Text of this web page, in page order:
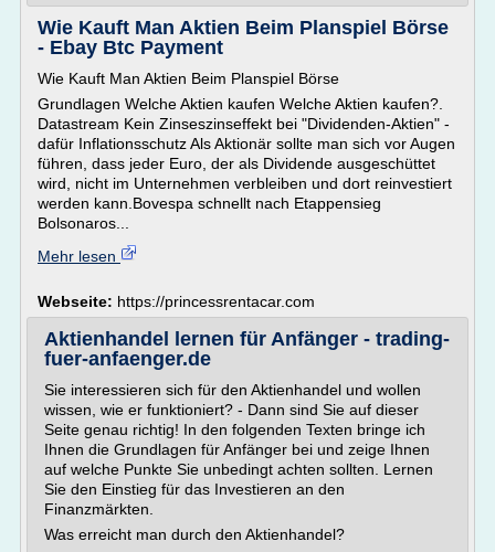
Wie Kauft Man Aktien Beim Planspiel Börse
- Ebay Btc Payment
Wie Kauft Man Aktien Beim Planspiel Börse
Grundlagen Welche Aktien kaufen Welche Aktien kaufen?.
Datastream Kein Zinseszinseffekt bei "Dividenden-Aktien" -
dafür Inflationsschutz Als Aktionär sollte man sich vor Augen
führen, dass jeder Euro, der als Dividende ausgeschüttet
wird, nicht im Unternehmen verbleiben und dort reinvestiert
werden kann.Bovespa schnellt nach Etappensieg
Bolsonaros...
Mehr lesen
Webseite: https://princessrentacar.com
Aktienhandel lernen für Anfänger - trading-
fuer-anfaenger.de
Sie interessieren sich für den Aktienhandel und wollen
wissen, wie er funktioniert? - Dann sind Sie auf dieser
Seite genau richtig! In den folgenden Texten bringe ich
Ihnen die Grundlagen für Anfänger bei und zeige Ihnen
auf welche Punkte Sie unbedingt achten sollten. Lernen
Sie den Einstieg für das Investieren an den
Finanzmärkten.
Was erreicht man durch den Aktienhandel?